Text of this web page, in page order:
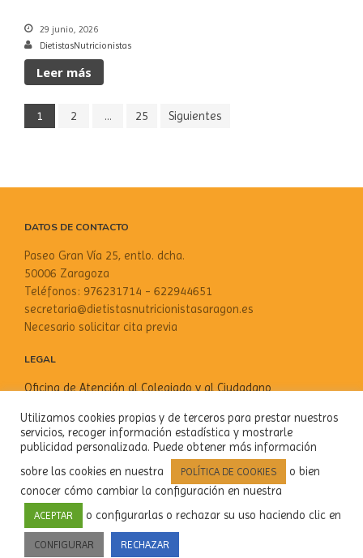
29 junio, 2026
DietistasNutricionistas
Leer más
1 2 … 25 Siguientes
DATOS DE CONTACTO
Paseo Gran Vía 25, entlo. dcha.
50006 Zaragoza
Teléfonos: 976231714 - 622944651
secretaria@dietistasnutricionistasaragon.es
Necesario solicitar cita previa
LEGAL
Oficina de Atención al Colegiado y al Ciudadano
Política de privacidad
Política de cookies
SOCIAL
Utilizamos cookies propias y de terceros para prestar nuestros
servicios, recoger información estadística y mostrarle
publicidad personalizada. Puede obtener más información
sobre las cookies en nuestra
POLÍTICA DE COOKIES
o bien
conocer cómo cambiar la configuración en nuestra
ACEPTAR o configurarlas o rechazar su uso haciendo clic en
CONFIGURAR RECHAZAR